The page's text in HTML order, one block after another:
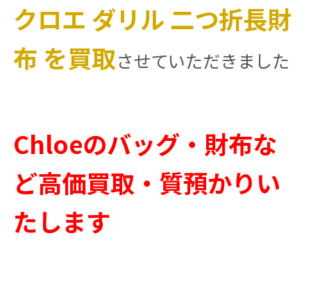
クロエ ダリル 二つ折長財
布 を買取させていただきました
Chloeのバッグ・財布な
ど高価買取・質預かりい
たします